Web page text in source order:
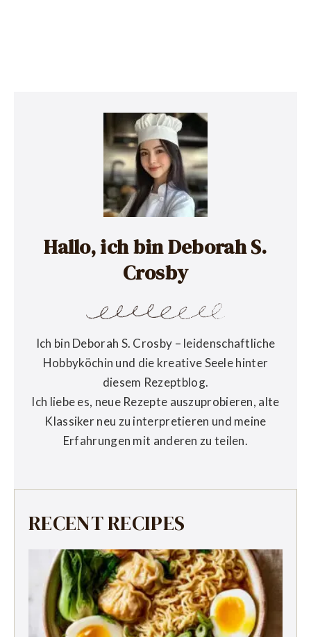
Hallo, ich bin Deborah S.
Crosby
Ich bin Deborah S. Crosby – leidenschaftliche
Hobbyköchin und die kreative Seele hinter
diesem Rezeptblog.
Ich liebe es, neue Rezepte auszuprobieren, alte
Klassiker neu zu interpretieren und meine
Erfahrungen mit anderen zu teilen.
RECENT RECIPES